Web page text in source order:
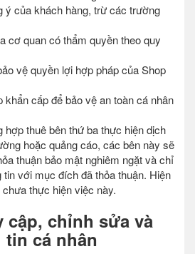
ý của khách hàng, trừ các trường
cơ quan có thẩm quyền theo quy
vệ quyền lợi hợp pháp của Shop
khẩn cấp để bảo vệ an toàn cá nhân
hợp thuê bên thứ ba thực hiện dịch
hoặc quảng cáo, các bên này sẽ
thuận bảo mật nghiêm ngặt và chỉ
với mục đích đã thỏa thuận. Hiện
thực hiện việc này.
cập, chỉnh sửa và
cá nhân